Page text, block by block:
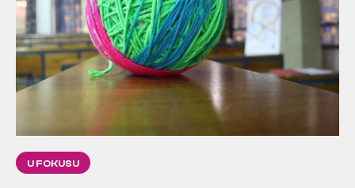
U FOKUSU